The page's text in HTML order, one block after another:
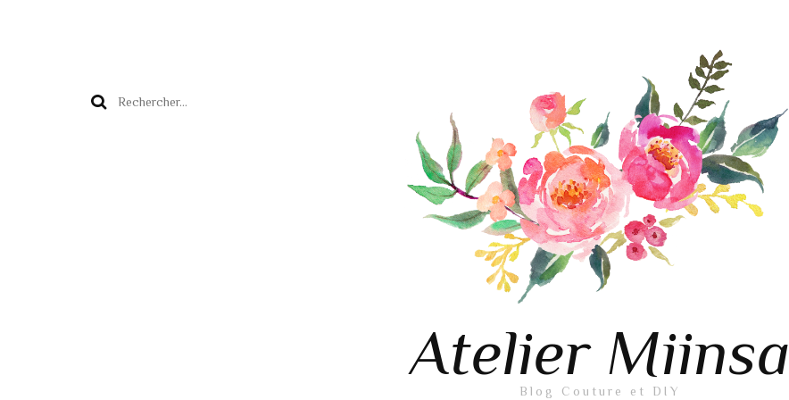
Rechercher :
Atelier Miinsa
Blog Couture et DIY